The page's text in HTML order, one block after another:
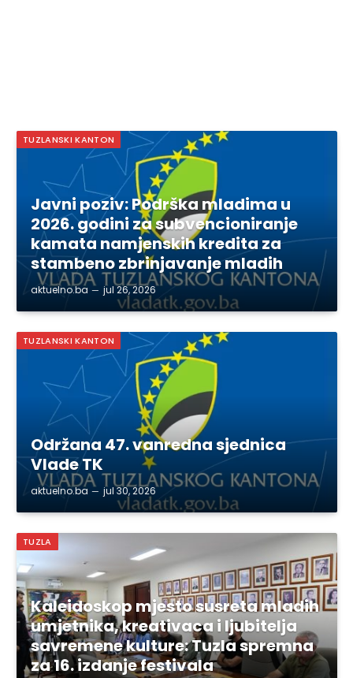
TUZLANSKI KANTON
Javni poziv: Podrška mladima u
2026. godini za subvencioniranje
kamata namjenskih kredita za
stambeno zbrinjavanje mladih
aktuelno.ba jul 26, 2026
TUZLANSKI KANTON
Održana 47. vanredna sjednica
Vlade TK
aktuelno.ba jul 30, 2026
TUZLA
Kaleidoskop mjesto susreta mladih
umjetnika, kreativaca i ljubitelja
savremene kulture: Tuzla spremna
za 16. izdanje festivala